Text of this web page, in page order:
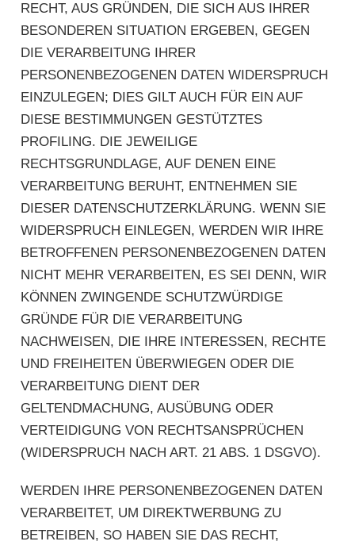
RECHT, AUS GRÜNDEN, DIE SICH AUS IHRER
BESONDEREN SITUATION ERGEBEN, GEGEN
DIE VERARBEITUNG IHRER
PERSONENBEZOGENEN DATEN WIDERSPRUCH
EINZULEGEN; DIES GILT AUCH FÜR EIN AUF
DIESE BESTIMMUNGEN GESTÜTZTES
PROFILING. DIE JEWEILIGE
RECHTSGRUNDLAGE, AUF DENEN EINE
VERARBEITUNG BERUHT, ENTNEHMEN SIE
DIESER DATENSCHUTZERKLÄRUNG. WENN SIE
WIDERSPRUCH EINLEGEN, WERDEN WIR IHRE
BETROFFENEN PERSONENBEZOGENEN DATEN
NICHT MEHR VERARBEITEN, ES SEI DENN, WIR
KÖNNEN ZWINGENDE SCHUTZWÜRDIGE
GRÜNDE FÜR DIE VERARBEITUNG
NACHWEISEN, DIE IHRE INTERESSEN, RECHTE
UND FREIHEITEN ÜBERWIEGEN ODER DIE
VERARBEITUNG DIENT DER
GELTENDMACHUNG, AUSÜBUNG ODER
VERTEIDIGUNG VON RECHTSANSPRÜCHEN
(WIDERSPRUCH NACH ART. 21 ABS. 1 DSGVO).
WERDEN IHRE PERSONENBEZOGENEN DATEN
VERARBEITET, UM DIREKTWERBUNG ZU
BETREIBEN, SO HABEN SIE DAS RECHT,